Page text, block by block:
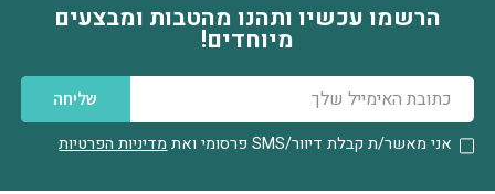
הרשמו עכשיו ותהנו מהטבות ומבצעים
מיוחדים!
דוא׳׳ל
שליחה
אני מאשר/ת קבלת דיוור/SMS
פרסומי ואת מדיניות הפרטיות